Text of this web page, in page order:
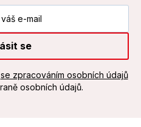
se
se zpracováním osobních údajů
osobních údajů.